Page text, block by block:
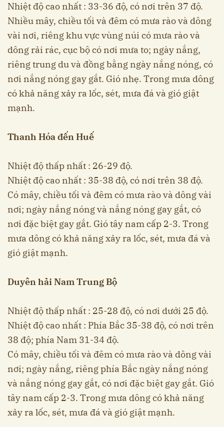
Nhiệt độ cao nhất : 33-36 độ, có nơi trên 37 độ.
Nhiều mây, chiều tối và đêm có mưa rào và dông
vài nơi, riêng khu vực vùng núi có mưa rào và
dông rải rác, cục bộ có nơi mưa to; ngày nắng,
riêng trung du và đồng bằng ngày nắng nóng, có
nơi nắng nóng gay gắt. Gió nhẹ. Trong mưa dông
có khả năng xảy ra lốc, sét, mưa đá và gió giật
mạnh.
Thanh Hóa đến Huế
Nhiệt độ thấp nhất : 26-29 độ.
Nhiệt độ cao nhất : 35-38 độ, có nơi trên 38 độ.
Có mây, chiều tối và đêm có mưa rào và dông vài
nơi; ngày nắng nóng và nắng nóng gay gắt, có
nơi đặc biệt gay gắt. Gió tây nam cấp 2-3. Trong
mưa dông có khả năng xảy ra lốc, sét, mưa đá và
gió giật mạnh.
Duyên hải Nam Trung Bộ
Nhiệt độ thấp nhất : 25-28 độ, có nơi dưới 25 độ.
Nhiệt độ cao nhất : Phía Bắc 35-38 độ, có nơi trên
38 độ; phía Nam 31-34 độ.
Có mây, chiều tối và đêm có mưa rào và dông vài
nơi; ngày nắng, riêng phía Bắc ngày nắng nóng
và nắng nóng gay gắt, có nơi đặc biệt gay gắt. Gió
tây nam cấp 2-3. Trong mưa dông có khả năng
xảy ra lốc, sét, mưa đá và gió giật mạnh.